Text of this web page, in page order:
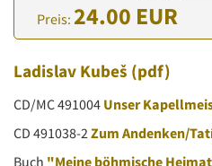
Preis: 24.00 EUR
Ladislav Kubeš (pdf)
CD/MC 491004 Unser
CD 491038-2Zum Andenken/
Buch "Meine böhmische